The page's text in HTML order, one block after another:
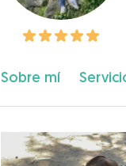
Sobre mí